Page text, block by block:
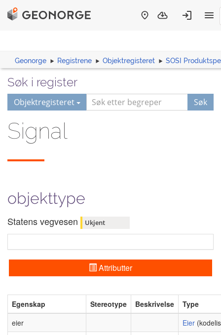
Geonorge Registrene Objektregisteret SOSI
Søk i register
Objektregisteret Søk
Signal
objekttype
Statens vegvesen Ukjent
Attributter
Egenskap Stereotype Beskrivelse
Type
eier
Eier